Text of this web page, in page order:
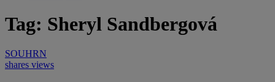
Tag: Sheryl Sandbergová
SOUHRN
shares views